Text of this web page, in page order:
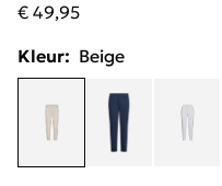
€ 49,95
Kleur: Beige